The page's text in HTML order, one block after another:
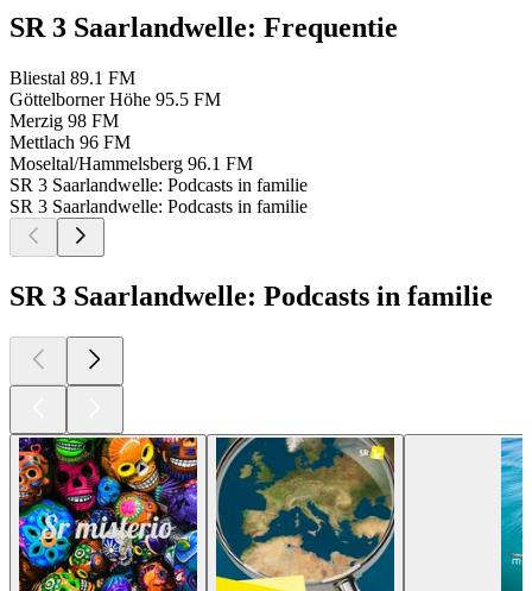
SR 3 Saarlandwelle: Frequentie
Bliestal 89.1 FM
Göttelborner Höhe 95.5 FM
Merzig 98 FM
Mettlach 96 FM
Moseltal/Hammelsberg 96.1 FM
SR 3 Saarlandwelle: Podcasts in familie
SR 3 Saarlandwelle: Podcasts in familie
SR 3 Saarlandwelle: Podcasts in familie